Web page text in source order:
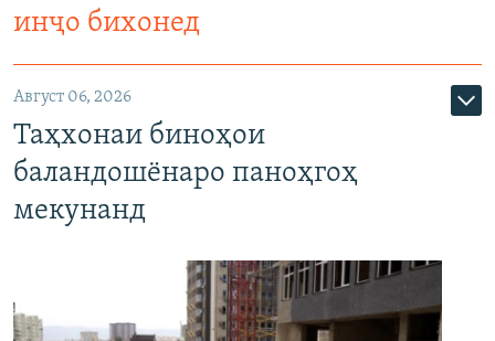
инҷо бихонед
Август 06, 2026
Таҳхонаи биноҳои
баландошёнаро паноҳгоҳ
мекунанд